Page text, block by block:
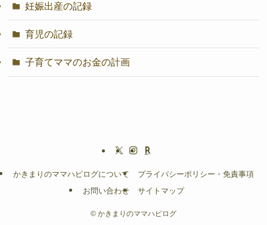
妊娠出産の記録
育児の記録
子育てママのお金の計画
かきまりのママハピログについて
プライバシーポリシー・免責事項
お問い合わせ
サイトマップ
© かきまりのママハピログ